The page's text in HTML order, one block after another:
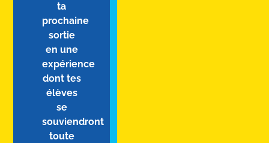
ta
prochaine
sortie
en une
expérience
dont tes
élèves
se
souviendront
toute